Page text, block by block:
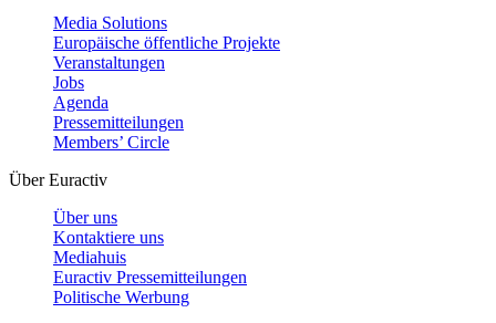
Media Solutions
Europäische öffentliche Projekte
Veranstaltungen
Jobs
Agenda
Pressemitteilungen
Members’ Circle
Über Euractiv
Über uns
Kontaktiere uns
Mediahuis
Euractiv Pressemitteilungen
Politische Werbung